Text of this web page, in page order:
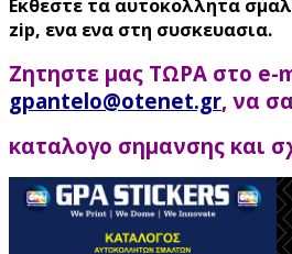
Εκθεστε τα αυτοκολλητα
zip, ενα ενα στη συσκευασια.
Ζητηστε μας ΤΩΡΑ στο e-
gpantelo@otenet.gr, να
καταλογο σημανσης και